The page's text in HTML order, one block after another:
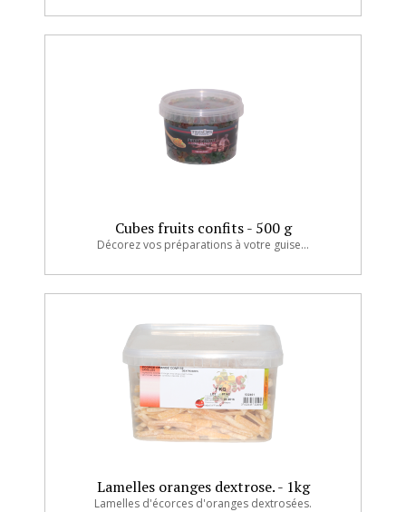
Cubes fruits confits - 500 g
Décorez vos préparations à votre guise...
Lamelles oranges dextrose. - 1kg
Lamelles d'écorces d'oranges dextrosées.